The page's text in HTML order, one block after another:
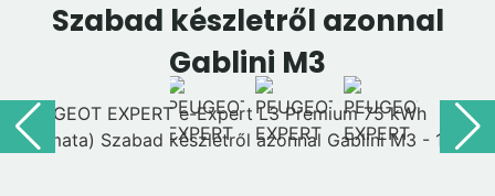
Szabad készletről azonnal
Gablini M3